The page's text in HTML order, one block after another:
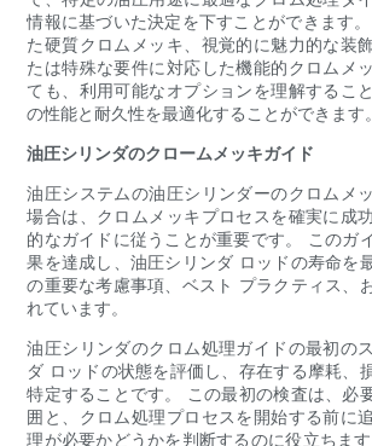
情報に基づいた決定を下すことができます
た硬質クロムメッキ、視覚的に魅力的な装
たは特殊な要件に対応した機能的クロムメ
ても、利用可能なオプションを理解するこ
の性能と耐久性を最適化することができます。
油圧シリンダのクロームメッキガイド
油圧システムの油圧シリンダーのクロムメ
場合は、クロムメッキプロセスを確実に成
的なガイドに従うことが重要です。 このガ
果を達成し、油圧シリンダ ロッドの寿命を
の重要な考慮事項、ベスト プラクティス、
れています。
油圧シリンダのクロム処理ガイドの最初の
ダ ロッドの状態を評価し、存在する摩耗、
特定することです。 この最初の検査は、必
囲と、クロム処理プロセスを開始する前に
理が必要かどうかを判断するのに役立ちま